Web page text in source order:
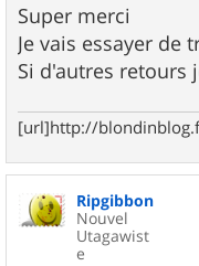
Super merci
Je vais essayer de
Si d'autres retours
[url]http://
Ripgibbon
Nouvel
Utagawist
e